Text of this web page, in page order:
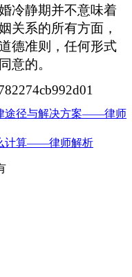
冷静期并不意味着
关系的所有方面，
德准则，任何形式
意的。
途径与解决方案——律师
计算——律师解析